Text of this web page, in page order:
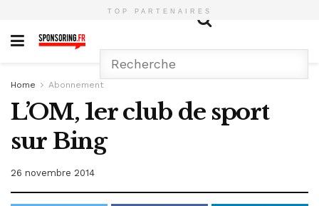
TOP PARTENAIRES
Home Abonnement
L’OM, 1er club de sport
sur Bing
26 novembre 2014